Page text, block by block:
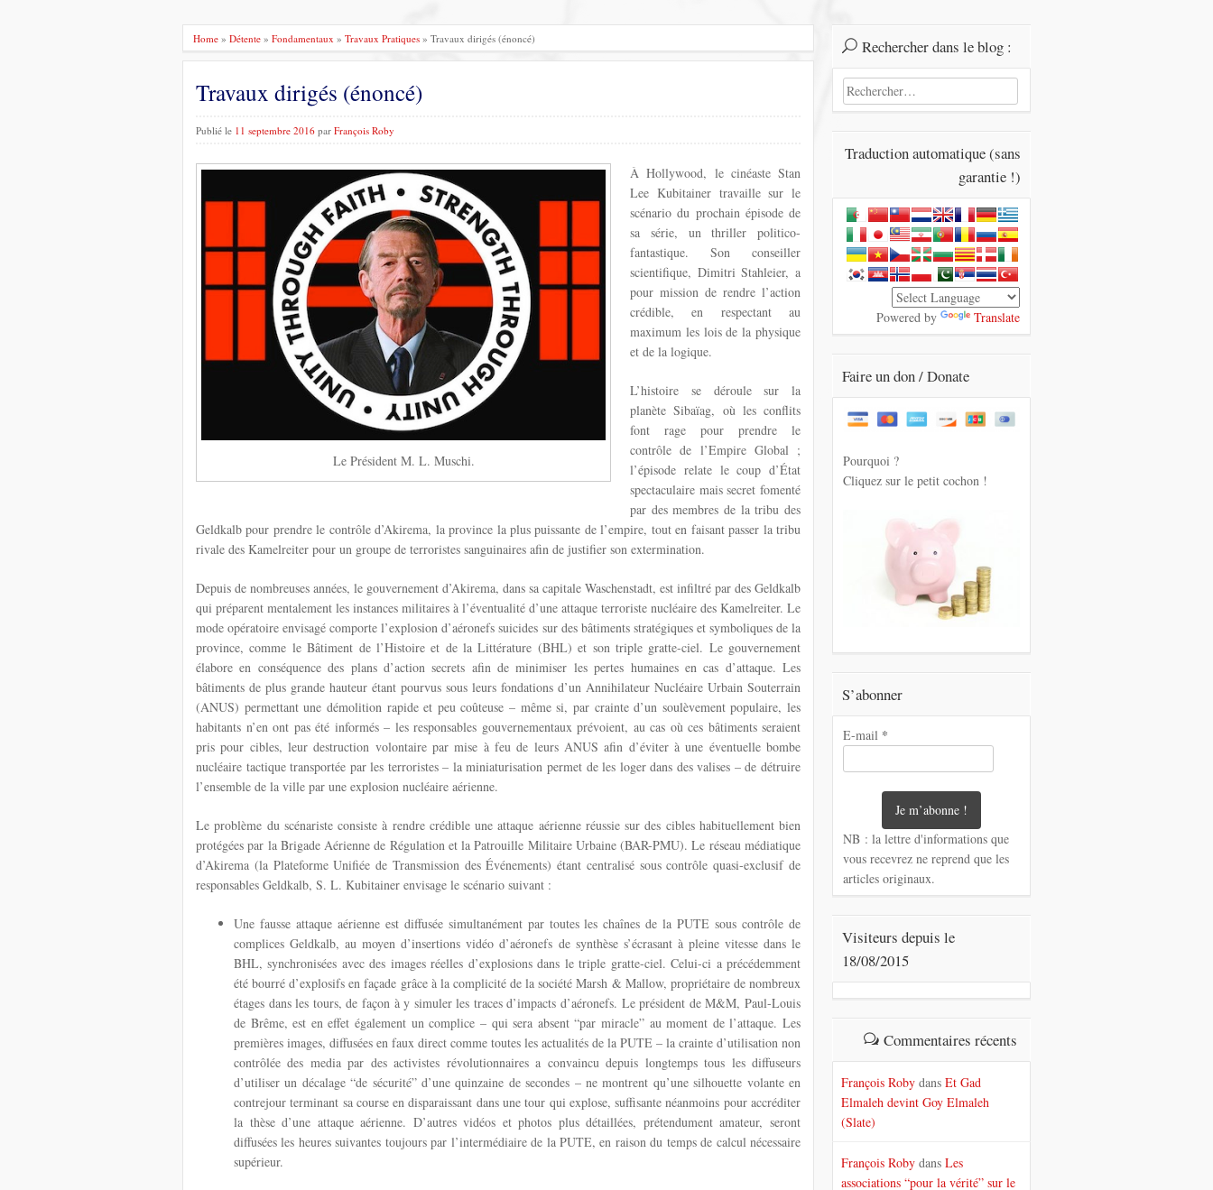
Home »Détente »Fondamentaux »Travaux Pratiques » Travaux dirigés (énoncé)
Travaux dirigés (énoncé)
Publié le 11 septembre 2016 par François Roby
Le Président M. L. Muschi.
À Hollywood, le cinéaste Stan
Lee Kubitainer travaille sur le
scénario du prochain épisode de
sa série, un thriller politico-
fantastique. Son conseiller
scientifique, Dimitri Stahleier, a
pour mission de rendre l’action
crédible, en respectant au
maximum les lois de la physique
et de la logique.
L’histoire se déroule sur la
planète Sibaïag, où les conflits
font rage pour prendre le
contrôle de l’Empire Global ;
l’épisode relate le coup d’État
spectaculaire mais secret fomenté
par des membres de la tribu des
Geldkalb pour prendre le contrôle d’Akirema, la province la plus puissante de l’empire, tout en faisant passer la tribu
rivale des Kamelreiter pour un groupe de terroristes sanguinaires afin de justifier son extermination.
Depuis de nombreuses années, le gouvernement d’Akirema, dans sa capitale Waschenstadt, est infiltré par des Geldkalb
qui préparent mentalement les instances militaires à l’éventualité d’une attaque terroriste nucléaire des Kamelreiter. Le
mode opératoire envisagé comporte l’explosion d’aéronefs suicides sur des bâtiments stratégiques et symboliques de la
province, comme le Bâtiment de l’Histoire et de la Littérature (BHL) et son triple gratte-ciel. Le gouvernement
élabore en conséquence des plans d’action secrets afin de minimiser les pertes humaines en cas d’attaque. Les
bâtiments de plus grande hauteur étant pourvus sous leurs fondations d’un Annihilateur Nucléaire Urbain Souterrain
(ANUS) permettant une démolition rapide et peu coûteuse – même si, par crainte d’un soulèvement populaire, les
habitants n’en ont pas été informés – les responsables gouvernementaux prévoient, au cas où ces bâtiments seraient
pris pour cibles, leur destruction volontaire par mise à feu de leurs ANUS afin d’éviter à une éventuelle bombe
nucléaire tactique transportée par les terroristes – la miniaturisation permet de les loger dans des valises – de détruire
l’ensemble de la ville par une explosion nucléaire aérienne.
Le problème du scénariste consiste à rendre crédible une attaque aérienne réussie sur des cibles habituellement bien
protégées par la Brigade Aérienne de Régulation et la Patrouille Militaire Urbaine (BAR-PMU). Le réseau médiatique
d’Akirema (la Plateforme Unifiée de Transmission des Événements) étant centralisé sous contrôle quasi-exclusif de
responsables Geldkalb, S. L. Kubitainer envisage le scénario suivant :
Une fausse attaque aérienne est diffusée simultanément par toutes les chaînes de la PUTE sous contrôle de
complices Geldkalb, au moyen d’insertions vidéo d’aéronefs de synthèse s’écrasant à pleine vitesse dans le
BHL, synchronisées avec des images réelles d’explosions dans le triple gratte-ciel. Celui-ci a précédemment
été bourré d’explosifs en façade grâce à la complicité de la société Marsh & Mallow, propriétaire de nombreux
étages dans les tours, de façon à y simuler les traces d’impacts d’aéronefs. Le président de M&M, Paul-Louis
de Brême, est en effet également un complice – qui sera absent “par miracle” au moment de l’attaque. Les
premières images, diffusées en faux direct comme toutes les actualités de la PUTE – la crainte d’utilisation non
contrôlée des media par des activistes révolutionnaires a convaincu depuis longtemps tous les diffuseurs
d’utiliser un décalage “de sécurité” d’une quinzaine de secondes – ne montrent qu’une silhouette volante en
contrejour terminant sa course en disparaissant dans une tour qui explose, suffisante néanmoins pour accréditer
la thèse d’une attaque aérienne. D’autres vidéos et photos plus détaillées, prétendument amateur, seront
diffusées les heures suivantes toujours par l’intermédiaire de la PUTE, en raison du temps de calcul nécessaire
supérieur.
Rechercher dans le blog :
Rechercher :
Traduction automatique (sans
garantie !)
Powered by Translate
Faire un don / Donate
Pourquoi ?
Cliquez sur le petit cochon !
S’abonner
E-mail *
NB : la lettre d'informations que
vous recevrez ne reprend que les
articles originaux.
Visiteurs depuis le
18/08/2015
Commentaires récents
François Roby dansEt Gad
Elmaleh devint Goy Elmaleh
(Slate)
François Roby dansLes
associations “pour la vérité” sur le